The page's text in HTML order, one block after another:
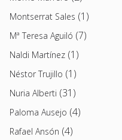
Montserrat Sales (1)
Mª Teresa Aguiló (7)
Naldi Martínez (1)
Néstor Trujillo (1)
Nuria Alberti (31)
Paloma Ausejo (4)
Rafael Ansón (4)